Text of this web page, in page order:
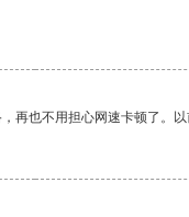
也不用担心网速卡顿了。